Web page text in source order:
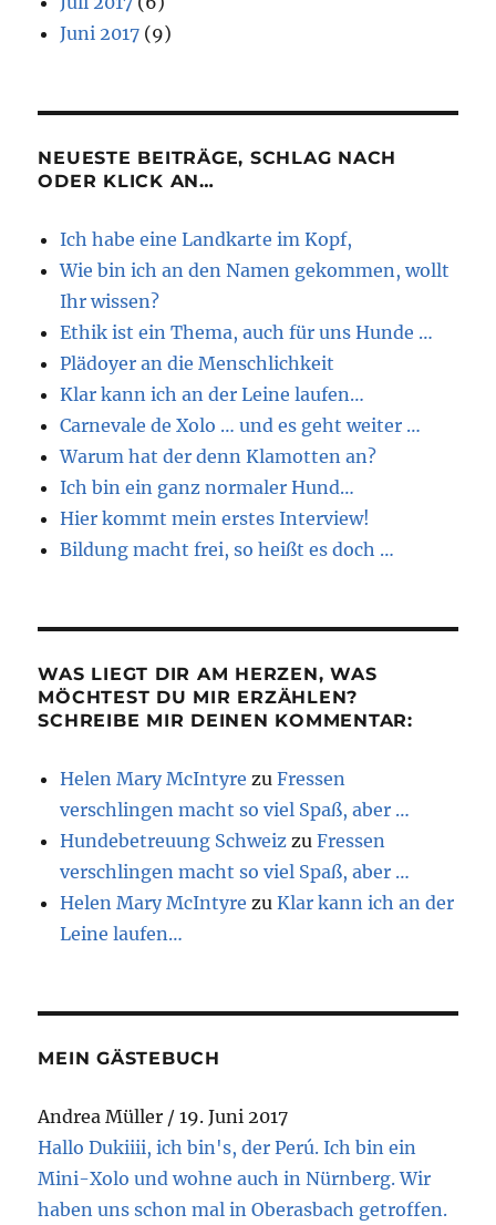
Juni 2017 (9)
NEUESTE BEITRÄGE, SCHLAG NACH
ODER KLICK AN…
Ich habe eine Landkarte im Kopf,
Wie bin ich an den Namen gekommen, wollt
Ihr wissen?
Ethik ist ein Thema, auch für uns Hunde …
Plädoyer an die Menschlichkeit
Klar kann ich an der Leine laufen…
Carnevale de Xolo … und es geht weiter …
Warum hat der denn Klamotten an?
Ich bin ein ganz normaler Hund…
Hier kommt mein erstes Interview!
Bildung macht frei, so heißt es doch …
WAS LIEGT DIR AM HERZEN, WAS
MÖCHTEST DU MIR ERZÄHLEN?
SCHREIBE MIR DEINEN KOMMENTAR:
Helen Mary McIntyre zuFressen
verschlingen macht so viel Spaß, aber …
Hundebetreuung Schweiz zuFressen
verschlingen macht so viel Spaß, aber …
Helen Mary McIntyre zuKlar kann ich an der
Leine laufen…
MEIN GÄSTEBUCH
Andrea Müller /19. Juni 2017
Hallo Dukiiii, ich bin's, der Perú. Ich bin ein
Mini-Xolo und wohne auch in Nürnberg. Wir
haben uns schon mal in Oberasbach getroffen.